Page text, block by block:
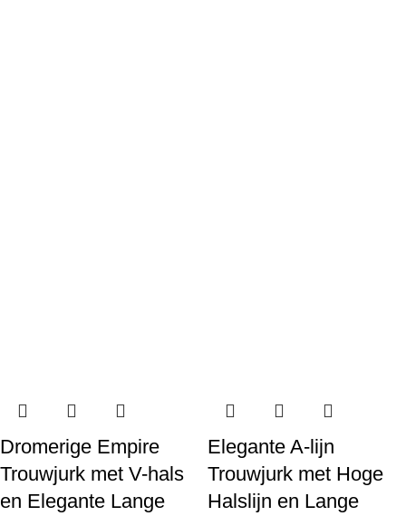
Dromerige Empire
Trouwjurk met V-hals
en Elegante Lange
Elegante A-lijn
Trouwjurk met Hoge
Halslijn en Lange